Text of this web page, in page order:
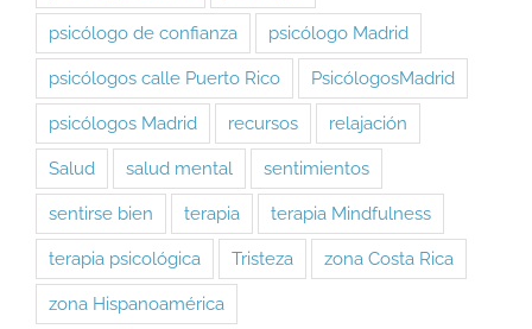
psicólogo de confianza psicólogo Madrid
psicólogos calle Puerto Rico PsicólogosMadrid
psicólogos Madrid recursos relajación
Salud salud mental sentimientos
sentirse bien terapia terapia Mindfulness
terapia psicológica Tristeza zona Costa Rica
zona Hispanoamérica